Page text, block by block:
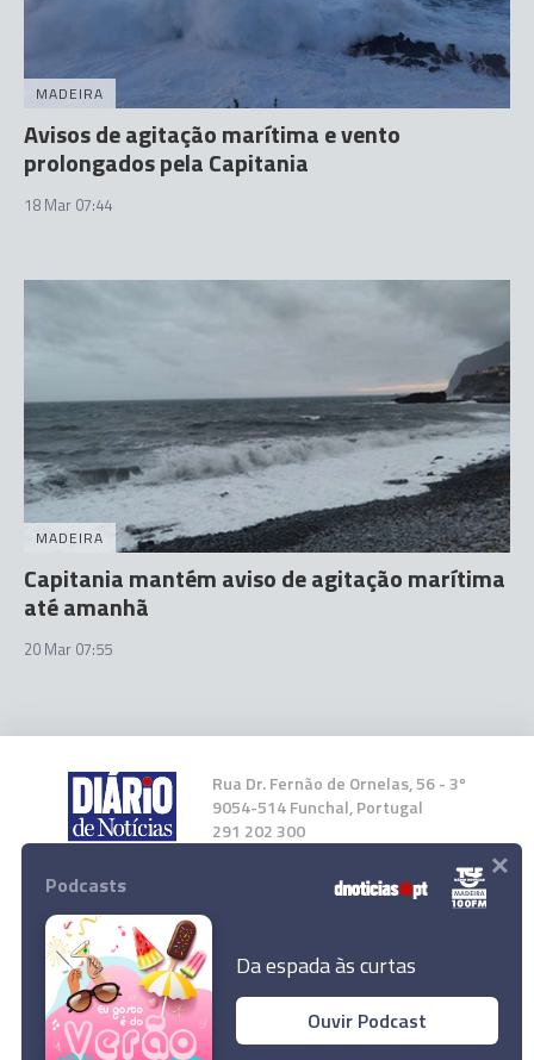
MADEIRA
Avisos de agitação marítima e vento
prolongados pela Capitania
18 Mar 07:44
MADEIRA
Capitania mantém aviso de agitação marítima
até amanhã
20 Mar 07:55
Rua Dr. Fernão de Ornelas, 56 - 3º
9054-514 Funchal, Portugal
291 202 300
Instale a nossa App
© 2026 Empresa Diário de Notícias, Lda.
Podcasts
Da espada às curtas
Ouvir Podcast
×